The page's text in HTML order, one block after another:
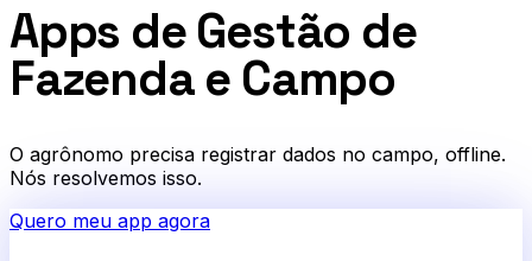
Apps de Gestão de
Fazenda e Campo
O agrônomo precisa registrar dados no campo, offline.
Nós resolvemos isso.
Quero meu app agora